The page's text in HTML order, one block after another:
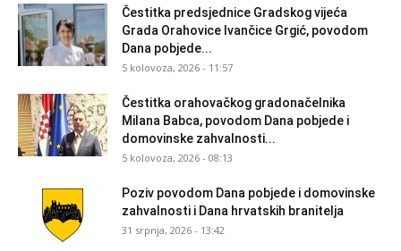
Čestitka predsjednice Gradskog vijeća
Grada Orahovice Ivančice Grgić, povodom
Dana pobjede...
5 kolovoza, 2026 - 11:57
Čestitka orahovačkog gradonačelnika
Milana Babca, povodom Dana pobjede i
domovinske zahvalnosti...
5 kolovoza, 2026 - 08:13
Poziv povodom Dana pobjede i domovinske
zahvalnosti i Dana hrvatskih branitelja
31 srpnja, 2026 - 13:42